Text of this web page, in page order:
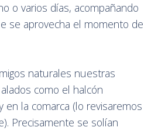
o varios días, acompañando
se aprovecha el momento de
naturales nuestras
como el halcón
en la comarca (lo revisaremos
Precisamente se solían